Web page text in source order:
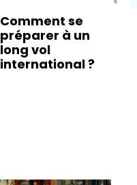
Comment se
préparer à un
long vol
international ?